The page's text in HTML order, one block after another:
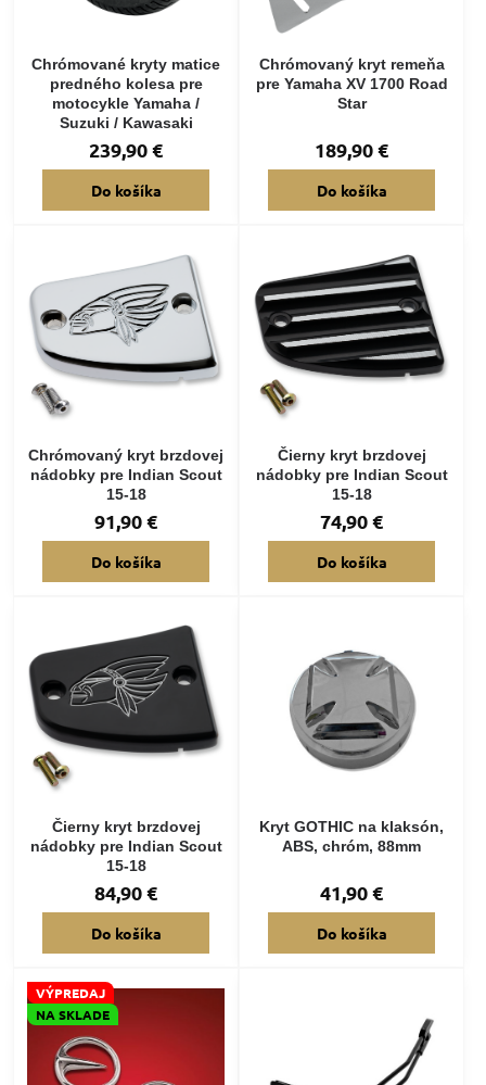
Chrómované kryty matice
predného kolesa pre
motocykle Yamaha /
Suzuki / Kawasaki
239,90 €
Do košíka
Chrómovaný kryt remeňa
pre Yamaha XV 1700 Road
Star
189,90 €
Do košíka
Chrómovaný kryt brzdovej
nádobky pre Indian Scout
15-18
91,90 €
Do košíka
Čierny kryt brzdovej
nádobky pre Indian Scout
15-18
74,90 €
Do košíka
Čierny kryt brzdovej
nádobky pre Indian Scout
15-18
84,90 €
Do košíka
Kryt GOTHIC na klaksón,
ABS, chróm, 88mm
41,90 €
Do košíka
VÝPREDAJ
NA SKLADE